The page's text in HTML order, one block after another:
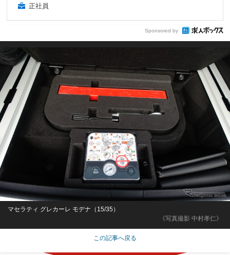
正社員
Sponsored by
《写真撮影 中村孝仁》
マセラティ グレカーレ モデナ（15/35）
この記事へ戻る